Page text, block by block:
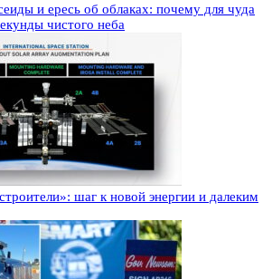
и ересь об облаках: почему для чуда
чистого неба
шаг к новой энергии и далеким